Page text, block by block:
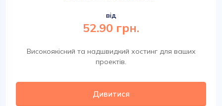
від
52.90 грн.
Високоякісний та надшвидкий хостинг для ваших
проектів.
Дивитися